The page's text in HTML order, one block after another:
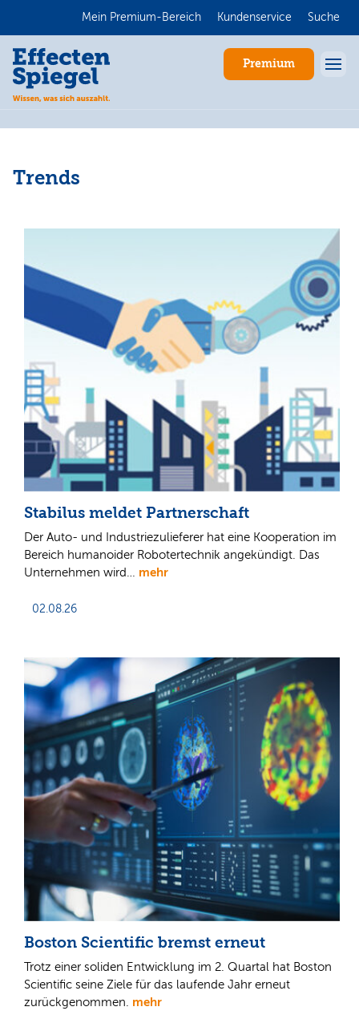
Mein Premium-Bereich Kundenservice Suche
Premium
Trends
Stabilus meldet Partnerschaft
Der Auto- und Industriezulieferer hat eine Kooperation im
Bereich humanoider Robotertechnik angekündigt. Das
Unternehmen wird… mehr
02.08.26
Boston Scientific bremst erneut
Trotz einer soliden Entwicklung im 2. Quartal hat Boston
Scientific seine Ziele für das laufende Jahr erneut
zurückgenommen. mehr